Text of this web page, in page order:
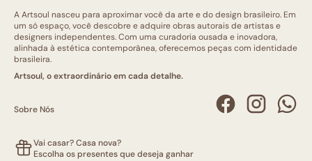
A Artsoul nasceu para aproximar você da arte e do design brasileiro. Em
um só espaço, você descobre e adquire obras autorais de artistas e
designers independentes. Com uma curadoria ousada e inovadora,
alinhada à estética contemporânea, oferecemos peças com identidade
brasileira.
Artsoul, o extraordinário em cada detalhe.
Sobre Nós
Vai casar? Casa nova?
Escolha os presentes que deseja ganhar